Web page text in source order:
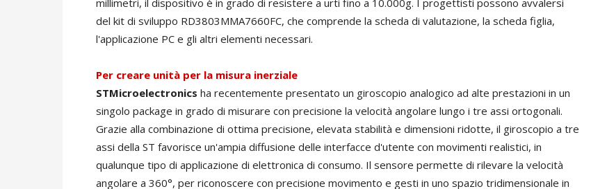
millimetri, il dispositivo è in grado di resistere a urti fino a 10.000g. I progettisti possono avvalersi
del kit di sviluppo RD3803MMA7660FC, che comprende la scheda di valutazione, la scheda figlia,
l'applicazione PC e gli altri elementi necessari.
Per creare unità per la misura inerziale
STMicroelectronics ha recentemente presentato un giroscopio analogico ad alte prestazioni in un
singolo package in grado di misurare con precisione la velocità angolare lungo i tre assi ortogonali.
Grazie alla combinazione di ottima precisione, elevata stabilità e dimensioni ridotte, il giroscopio a tre
assi della ST favorisce un'ampia diffusione delle interfacce d'utente con movimenti realistici, in
qualunque tipo di applicazione di elettronica di consumo. Il sensore permette di rilevare la velocità
angolare a 360°, per riconoscere con precisione movimento e gesti in uno spazio tridimensionale in